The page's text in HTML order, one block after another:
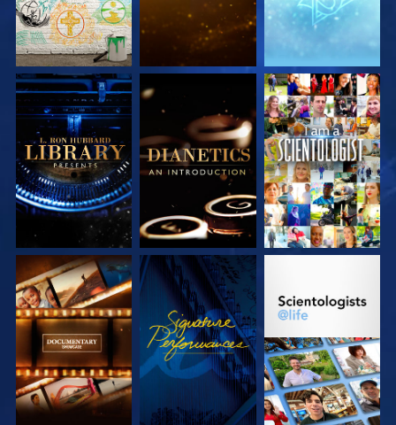
VERKEN DE SERIE VERKEN DE SERIE KIJK
VERKEN DE SERIE KIJK VERKEN DE SERIE